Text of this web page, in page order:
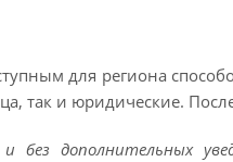
для региона
так и юридические.
без дополнительных